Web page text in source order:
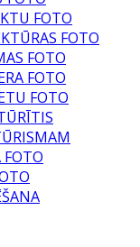
FOTO
FOTO
FOTO
FOTO
FOTO
FOTO